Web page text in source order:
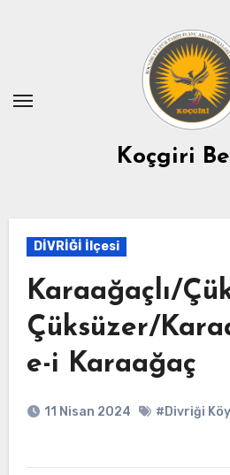
Koçgiri
DİVRİĞİ İlçesi
Karaağaçlı/
Çüksüzer/
e-i Karaağaç
11 Nisan 2024 #Divriği